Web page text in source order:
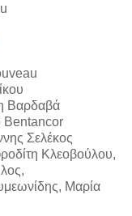
Βαρδαβά
Bentancor
Σελέκος
Κλεοβούλου,
Μαρία